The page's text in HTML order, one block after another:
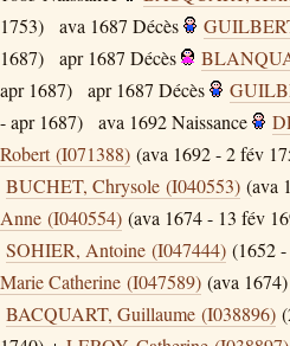
1753)
ava 1687 Décès
1687)
apr 1687 Décès
apr 1687)
apr 1687 Décès
- apr 1687)
ava 1692Naissance
Robert (I071388) (ava 1692 - 2 fév
BUCHET, Chrysole (I040553) (ava
Anne (I040554) (ava 1674 - 13 fév
SOHIER, Antoine (I047444) (1652
Marie Catherine (I047589) (ava 1674)
BACQUART, Guillaume (I038896)